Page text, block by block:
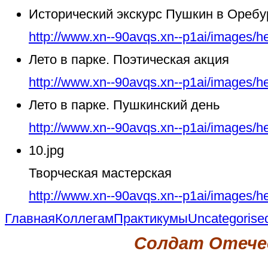
Исторический экскурс Пушкин в
http://www.xn--90avqs.xn--p1ai/images/
Лето в парке. Поэтическая акция
http://www.xn--90avqs.xn--p1ai/images/
Лето в парке. Пушкинский день
http://www.xn--90avqs.xn--p1ai/images/
10.jpg
Творческая мастерская
http://www.xn--90avqs.xn--p1ai/images/
ГлавнаяКоллегамПрактикумы
Солдат